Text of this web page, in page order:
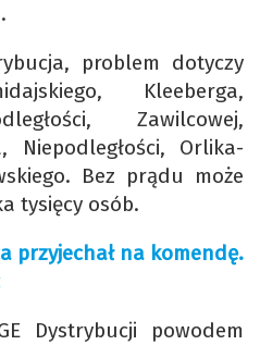
problem dotyczy
Kleeberga,
Zawilcowej,
Niepodległości, Orlika-
Bez prądu może
tysięcy osób.
przyjechał na komendę.
Dystrybucji powodem